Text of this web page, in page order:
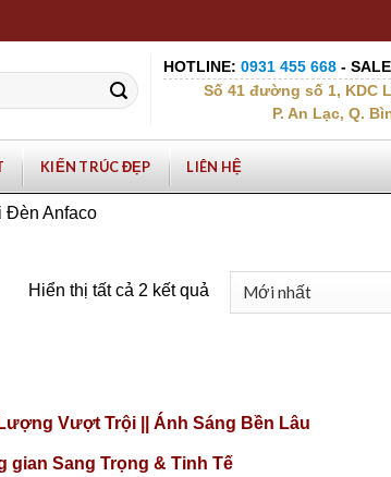
HOTLINE: 0931 455 668 -
Số 41 đường số 1, KDC
P. An Lạc, Q.
KIẾN TRÚC ĐẸP LIÊN HỆ
Đèn Anfaco
Hiển thị tất cả 2 kết quả
Vượt Trội || Ánh Sáng Bền Lâu
gian Sang Trọng & Tinh Tế